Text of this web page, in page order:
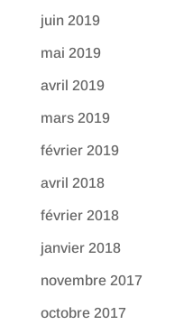
juin 2019
mai 2019
avril 2019
mars 2019
février 2019
avril 2018
février 2018
janvier 2018
novembre 2017
octobre 2017